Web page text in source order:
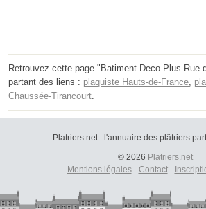
Retrouvez cette page "Batiment Deco Plus Rue
partant des liens : plaquiste Hauts-de-France,
Chaussée-Tirancourt.
Platriers.net : l'annuaire des plâtriers
© 2026 Platriers.net
Mentions légales- Contact-